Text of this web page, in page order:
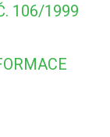
106/1999